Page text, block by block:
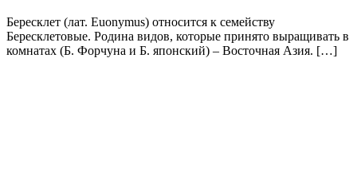
Бересклет (лат. Euonymus) относится к семейству
Бересклетовые. Родина видов, которые принято выращивать в
комнатах (Б. Форчуна и Б. японский) – Восточная Азия. […]